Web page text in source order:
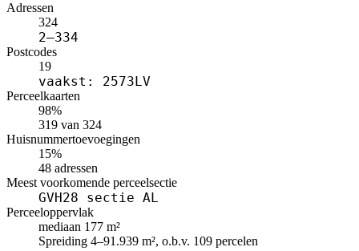
Adressen
324
2–334
Postcodes
19
vaakst: 2573LV
Perceelkaarten
98%
319 van 324
Huisnummertoevoegingen
15%
48 adressen
Meest voorkomende perceelsectie
GVH28 sectie AL
Perceeloppervlak
mediaan 177 m²
Spreiding 4–91.939 m², o.b.v. 109 percelen